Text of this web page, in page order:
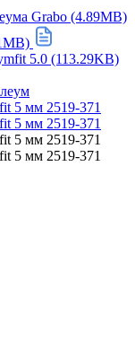
Grabo (4.89MB)
5.0 (113.29KB)